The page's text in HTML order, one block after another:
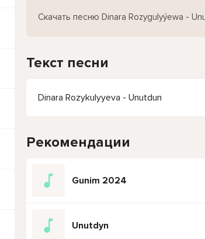
Скачать песню Dinara Rozygulyýewa -
Текст песни
Dinara Rozykulyyeva - Unutdun
Рекомендации
Gunim 2024
Unutdyn